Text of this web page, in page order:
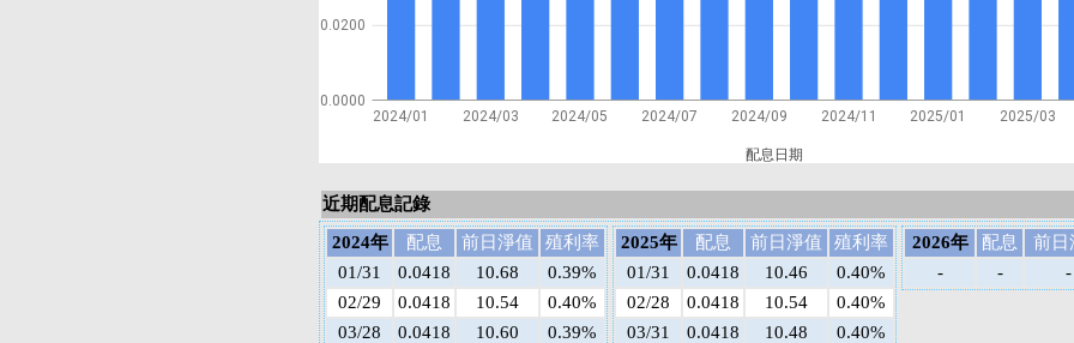
2024/01 2024/03 2024/05 2024/07 2024/09 2024/11 2025/01 2025/03
配息日期
0.0000
0.0200
近期配息記錄
2024年
配息 前日淨值
殖利率
01/31
0.0418 10.68
0.39%
02/29
0.0418 10.54
0.40%
03/28
0.0418 10.60
0.39%
2025年 配息 前日淨值
殖利率
01/31
0.0418 10.46
0.40%
02/28
0.0418 10.54
0.40%
03/31
0.0418 10.48
0.40%
2026年 配息
前日
-
- -